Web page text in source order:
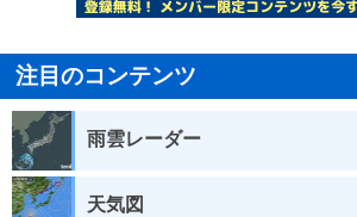
注目のコンテンツ
雨雲レーダー
天気図